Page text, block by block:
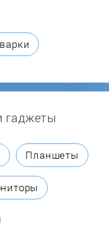
гаджеты
Планшеты